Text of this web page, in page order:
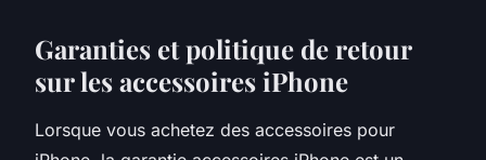
Garanties et politique de retour
sur les accessoires iPhone
Lorsque vous achetez des accessoires pour